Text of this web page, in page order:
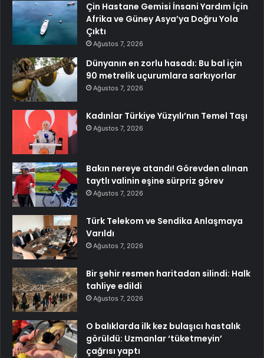
Çin Hastane Gemisi İnsani Yardım İçin
Afrika ve Güney Asya’ya Doğru Yola
Çıktı
Ağustos 7, 2026
Dünyanın en zorlu hasadı: Bu bal için
90 metrelik uçurumlara sarkıyorlar
Ağustos 7, 2026
Kadınlar Türkiye Yüzyılı’nın Temel Taşı
Ağustos 7, 2026
Bakın nereye atandı! Görevden alınan
taytlı valinin eşine sürpriz görev
Ağustos 7, 2026
Türk Telekom ve Sendika Anlaşmaya
Varıldı
Ağustos 7, 2026
Bir şehir resmen haritadan silindi: Halk
tahliye edildi
Ağustos 7, 2026
O balıklarda ilk kez bulaşıcı hastalık
görüldü: Uzmanlar ‘tüketmeyin’
çağrısı yaptı